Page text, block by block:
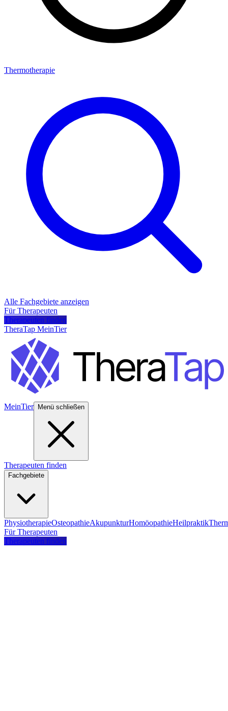
Thermotherapie
Alle Fachgebiete anzeigen
Für Therapeuten
Therapeuten finden
TheraTap MeinTier
MeinTier Menü schließen
Therapeuten finden
Fachgebiete
PhysiotherapieOsteopathieAkupunkturHomöopathieHeilpraktik
Für Therapeuten
Therapeuten finden